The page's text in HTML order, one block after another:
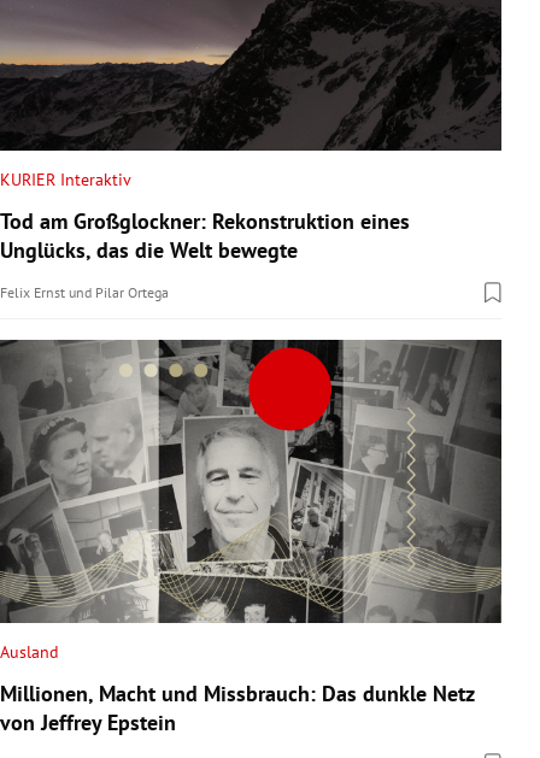
KURIER Interaktiv
Tod am Großglockner: Rekonstruktion eines
Unglücks, das die Welt bewegte
Felix Ernst und Pilar Ortega
Ausland
Millionen, Macht und Missbrauch: Das dunkle Netz
von Jeffrey Epstein